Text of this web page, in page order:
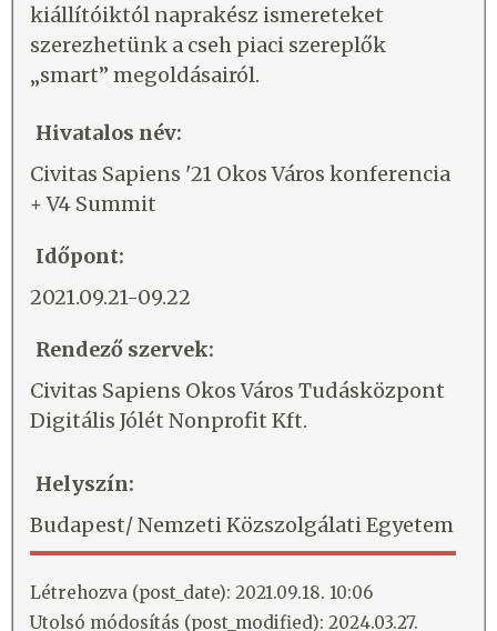
kiállítóiktól naprakész ismereteket
szerezhetünk a cseh piaci szereplők
„smart” megoldásairól.
Hivatalos név:
Civitas Sapiens '21 Okos Város konferencia
+ V4 Summit
Időpont:
2021.09.21-09.22
Rendező szervek:
Civitas Sapiens Okos Város Tudásközpont
Digitális Jólét Nonprofit Kft.
Helyszín:
Budapest/ Nemzeti Közszolgálati Egyetem
Létrehozva (post_date): 2021.09.18. 10:06
Utolsó módosítás (post_modified): 2024.03.27.